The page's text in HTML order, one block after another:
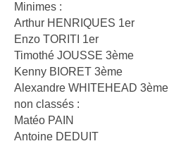
Minimes :
Arthur HENRIQUES 1er
Enzo TORITI 1er
Timothé JOUSSE 3ème
Kenny BIORET 3ème
Alexandre WHITEHEAD 3ème
non classés :
Matéo PAIN
Antoine DEDUIT